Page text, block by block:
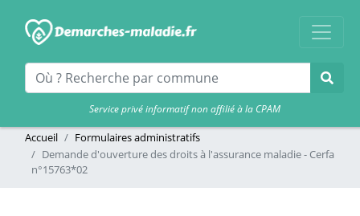
Service privé informatif non affilié à la CPAM
Accueil
Formulaires administratifs
Demande d'ouverture des droits à l'assurance maladie - Cerfa
n°15763*02